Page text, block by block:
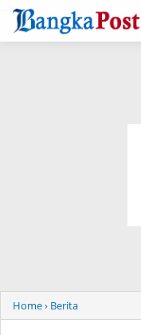
-->
Home› Berita